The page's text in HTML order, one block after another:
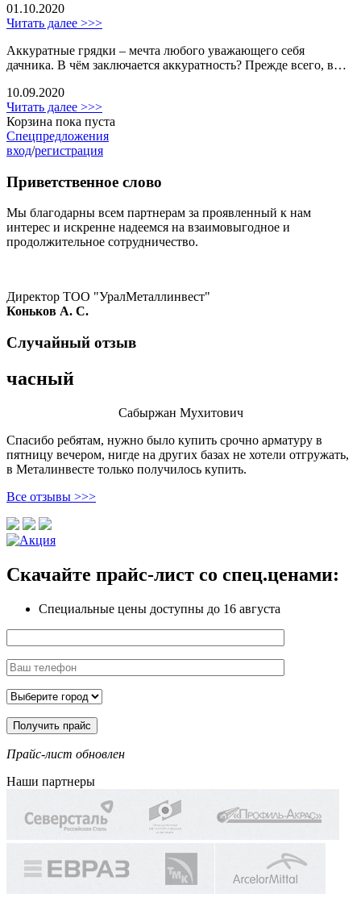
01.10.2020
Читать далее >>>
Аккуратные грядки – мечта любого уважающего себя
дачника. В чём заключается аккуратность? Прежде всего, в…
10.09.2020
Читать далее >>>
Корзина пока пуста
Спецпредложения
вход/регистрация
Приветственное слово
Мы благодарны всем партнерам за проявленный к нам
интерес и искренне надеемся на взаимовыгодное и
продолжительное сотрудничество.
Директор ТОО "УралМеталлинвест"
Коньков А. С.
Случайный отзыв
часный
Сабыржан Мухитович
Спасибо ребятам, нужно было купить срочно арматуру в
пятницу вечером, нигде на других базах не хотели отгружать,
в Металинвесте только получилось купить.
Все отзывы >>>
Скачайте прайс-лист со спец.ценами:
Специальные цены доступны до 16 августа
Прайс-лист обновлен
Наши партнеры